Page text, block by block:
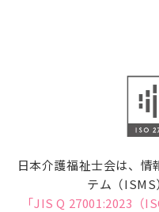
日本介護福祉士会は、情
テム（ISMS
「JIS Q 27001:2023（